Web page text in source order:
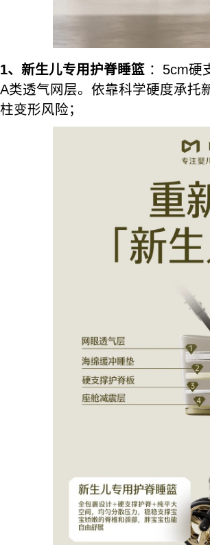
1、新生儿专用护脊睡篮 ：5cm硬
A类透气网层。依靠科学硬度承托
柱变形风险；